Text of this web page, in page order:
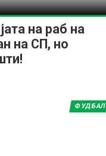
на раб на
на СП, но
ФУДБАЛ